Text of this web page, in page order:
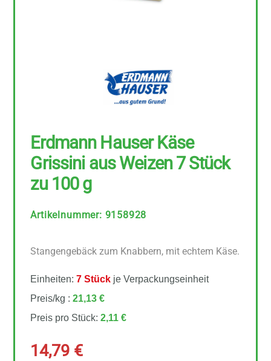
Erdmann Hauser Käse
Grissini aus Weizen 7 Stück
zu 100 g
Artikelnummer: 9158928
Stangengebäck zum Knabbern, mit echtem Käse.
Einheiten:7 Stück je Verpackungseinheit
Preis/kg :21,13 €
Preis pro Stück:2,11 €
14,79 €